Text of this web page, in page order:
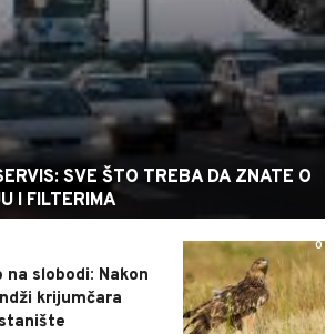
SVE ŠTO TREBA DA ZNATE O
I FILTERIMA
0
na slobodi: Nakon
krijumčara